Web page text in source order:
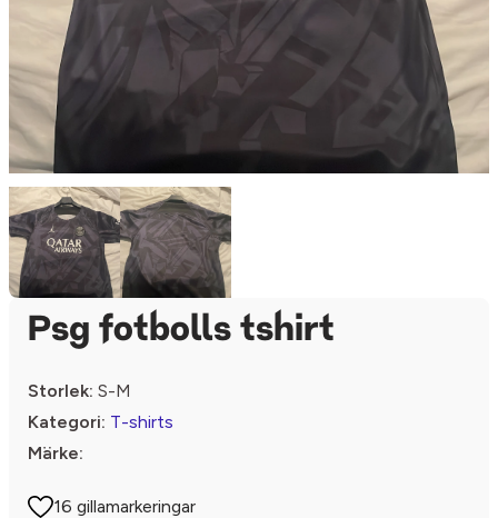
Psg fotbolls tshirt
Storlek: S-M
Kategori: T-shirts
Märke:
16 gillamarkeringar